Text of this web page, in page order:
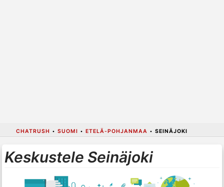
CHATRUSH • SUOMI • ETELÄ-POHJANMAA • SEINÄJOKI
Keskustele Seinäjoki